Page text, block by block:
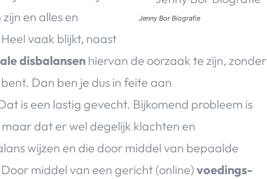
Jenny Bor Biografie
en alles en
vaak blijkt, naast
disbalansenhiervan de oorzaak te zijn, zonder
Dan ben je dus in feite aan
is een lastig gevecht. Bijkomend probleem is
dat er wel degelijk klachten en
wijzen en die door middel van bepaalde
middel van een gericht (online) voedings-